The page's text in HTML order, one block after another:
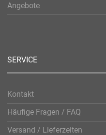
Angebote
SERVICE
Kontakt
Häufige Fragen / FAQ
Versand / Lieferzeiten